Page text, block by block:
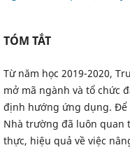
TÓM TẮT
Từ năm học 2019-2020,
mở mã ngành và tổ chức
định hướng ứng dụng. Để
Nhà trường đã luôn quan
thực, hiệu quả về việc